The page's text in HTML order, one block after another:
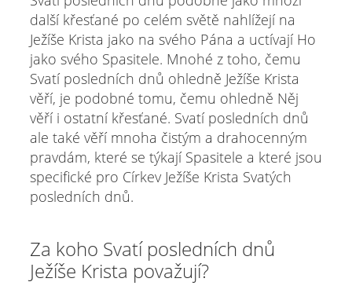
další křesťané po celém světě nahlížejí na
Ježíše Krista jako na svého Pána a uctívají Ho
jako svého Spasitele. Mnohé z toho, čemu
Svatí posledních dnů ohledně Ježíše Krista
věří, je podobné tomu, čemu ohledně Něj
věří i ostatní křesťané. Svatí posledních dnů
ale také věří mnoha čistým a drahocenným
pravdám, které se týkají Spasitele a které jsou
specifické pro Církev Ježíše Krista Svatých
posledních dnů.
Za koho Svatí posledních dnů
Ježíše Krista považují?